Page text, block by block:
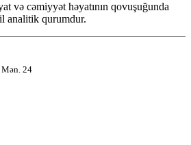
və cəmiyyət həyatının qovuşuğunda
analitik qurumdur.
24